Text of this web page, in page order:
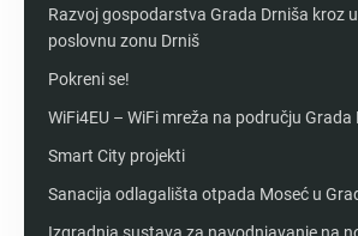
Razvoj gospodarstva Grada Drniša kroz
poslovnu zonu Drniš
Pokreni se!
WiFi4EU – WiFi mreža na području Grada
Smart City projekti
Sanacija odlagališta otpada Moseć u
Izgradnja sustava za navodnjavanje na